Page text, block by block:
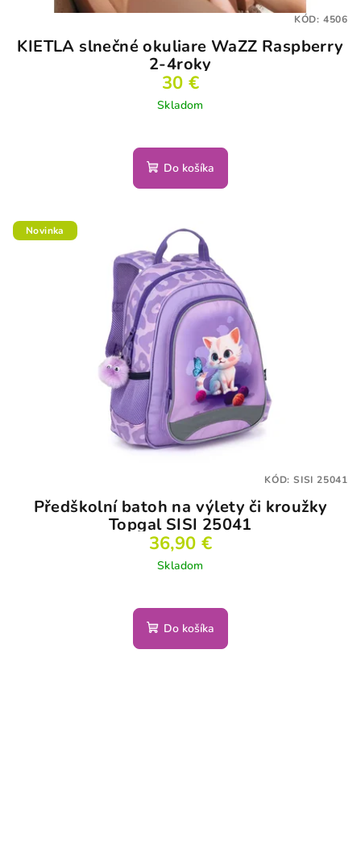
KIETLA slnečné okuliare WaZZ Raspberry
2-4roky
30 €
Skladom
Do košíka
KÓD: 4506
Novinka
Předškolní batoh na výlety či kroužky
Topgal SISI 25041
36,90 €
Skladom
Do košíka
KÓD: SISI 25041